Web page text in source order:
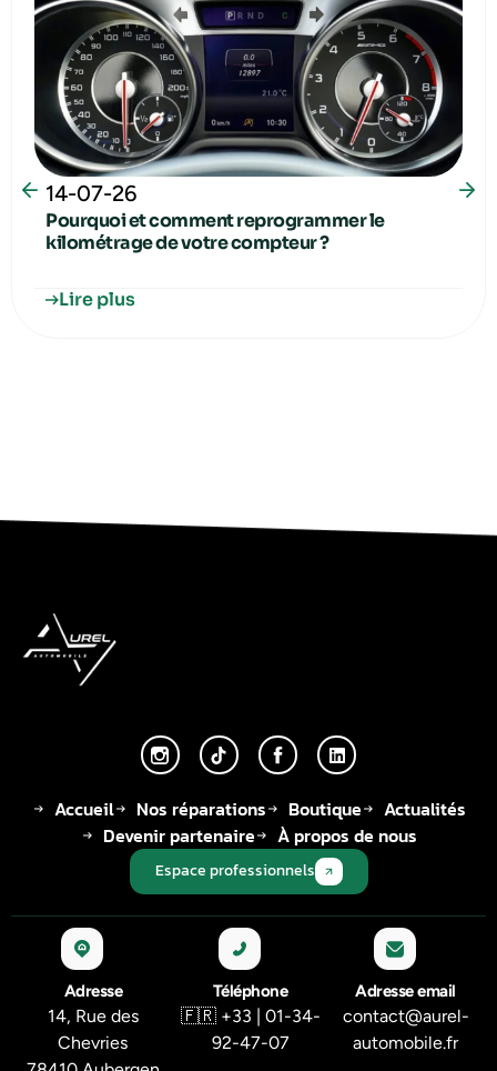
14-07-26
Pourquoi et comment reprogrammer le
kilométrage de votre compteur ?
Lire plus
Accueil Nos réparations Boutique
Actualités
Devenir partenaire
À propos de nous
Espace professionnels
Adresse
14, Rue des
Chevries
Téléphone
🇫🇷 +33 | 01-34-
92-47-07
Adresse email
contact@aurel-
automobile.fr